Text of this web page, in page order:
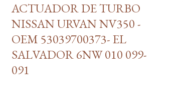
ACTUADOR DE TURBO
NISSAN URVAN NV350 -
OEM 53039700373- EL
SALVADOR 6NW 010 099-
091